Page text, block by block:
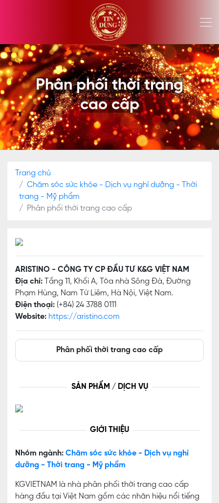
Phân phối thời trang
cao cấp
Trang chủ
Chăm sóc sức khỏe - Dịch vụ nghỉ dưỡng - Thời
trang - Mỹ phẩm
Phân phối thời trang cao cấp
ARISTINO - CÔNG TY CP ĐẦU TƯ K&G VIỆT NAM
Địa chỉ: Tầng 11, Khối A, Tòa nhà Sông Đà, Đường
Phạm Hùng, Nam Từ Liêm, Hà Nội, Việt Nam.
Điện thoại: (+84) 24 3788 0111
Website: https://aristino.com
Phân phối thời trang cao cấp
SẢN PHẨM / DỊCH VỤ
GIỚI THIỆU
Nhóm ngành: Chăm sóc sức khỏe - Dịch vụ nghỉ
dưỡng - Thời trang - Mỹ phẩm
KGVIETNAM là nhà phân phối thời trang cao cấp
hàng đầu tại Việt Nam gồm các nhãn hiệu nổi tiếng